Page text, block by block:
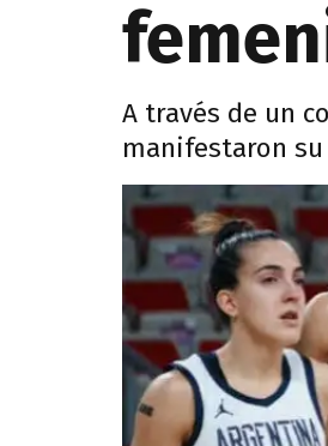
A través de un
manifestaron